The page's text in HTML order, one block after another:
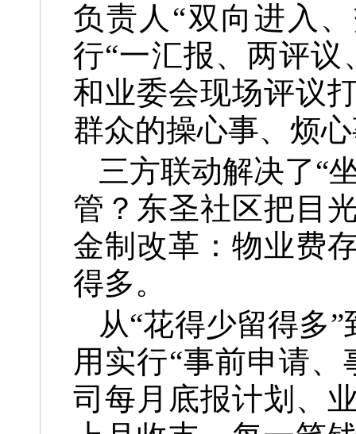
负责人“双向进入
行“一汇报、两评
和业委会现场评议
群众的操心事、烦
三方联动解决了“
管？东圣社区把目
金制改革：物业费
得多。
从“花得少留得多
用实行“事前申请
司每月底报计划、